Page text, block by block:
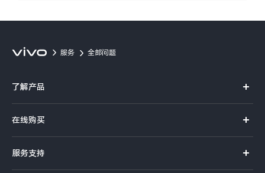
服务 全部问题
了解产品
S系列
Y系列
在线购买
选购手机
服务支持